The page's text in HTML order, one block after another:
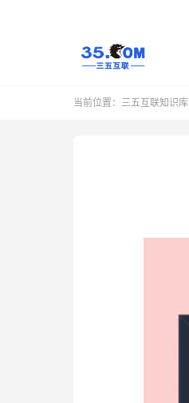
当前位置： 三五互联知识库